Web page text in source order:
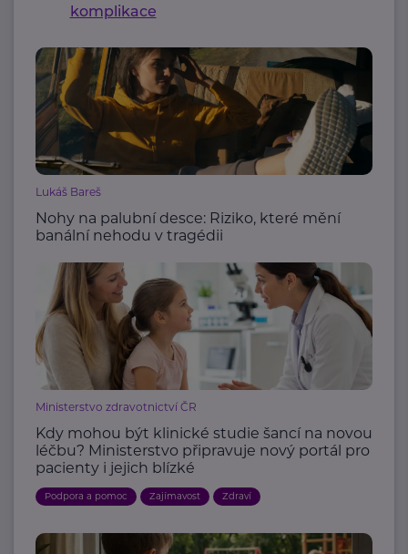
komplikace
Lukáš Bareš
Nohy na palubní desce: Riziko, které mění
banální nehodu v tragédii
Ministerstvo zdravotnictví ČR
Kdy mohou být klinické studie šancí na novou
léčbu? Ministerstvo připravuje nový portál pro
pacienty i jejich blízké
Podpora a pomoc Zajímavost Zdraví